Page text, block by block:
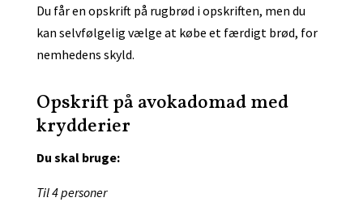
Du får en opskrift på rugbrød i opskriften, men du
kan selvfølgelig vælge at købe et færdigt brød, for
nemhedens skyld.
Opskrift på avokadomad med
krydderier
Du skal bruge:
Til 4 personer